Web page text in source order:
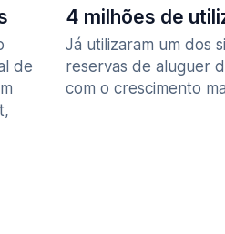
de
4 milhões de
Já utilizaram um dos
reservas de aluguer
com o crescimento